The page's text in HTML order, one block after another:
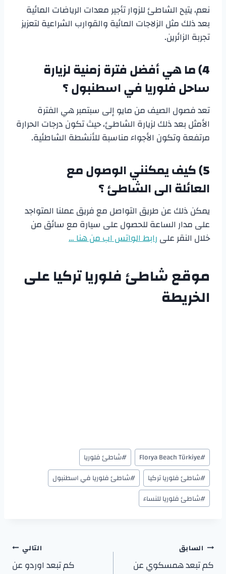
نعم، يتيح الشاطئ للزوار تأجير معدات الرياضات المائية
بعد ذلك مثل الزلاجات المائية والقوارب الشراعية لتعزيز
تجربة الزائرين.
4) ما هي أفضل فترة زمنية لزيارة
ساحل فلوريا في اسطنبول؟
تعد فصول الصيف من مايو إلى سبتمبر هي الفترة
الأمثل بعد ذلك لزيارة الشاطئ، حيث تكون درجات الحرارة
مرتفعة وتكون الأجواء مناسبة للأنشطة الشاطئية.
5) كيف يمكنني الوصول مع
العائلة الى الشاطئ ؟
يمكن ذلك عن طريق التواصل مع فريق عملنا المتواجد
على مدار الساعة للحصول على سيارة مع سائق من
خلال النقر علىرابط الواتس اب من هنا …
موقعشاطئ فلوريا تركياعلى
الخريطة
#
Florya Beach Türkiye
#شاطئ فلوريا
#شاطئ فلوريا تركيا #شاطئ فلوريا في اسطنبول
#شاطئ فلوريا للنساء
السابق
كم تبعد همسكوي عن
التالي
كم تبعد اوردو عن